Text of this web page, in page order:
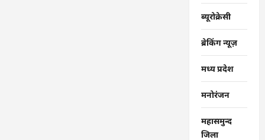
ब्यूरोक्रेसी
ब्रेकिंग न्यूज़
मध्य प्रदेश
मनोरंजन
महासमुन्द
जिला